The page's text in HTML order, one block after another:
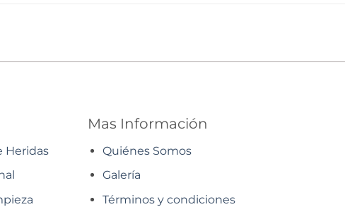
Heridas
Mas Información
Quiénes Somos
Galería
Términos y condiciones